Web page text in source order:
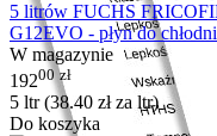
5 litrów FUCHS
G12EVO - płyn do
W magazynie
19200 zł
5 ltr (38.40 złza ltr)
Do koszyka